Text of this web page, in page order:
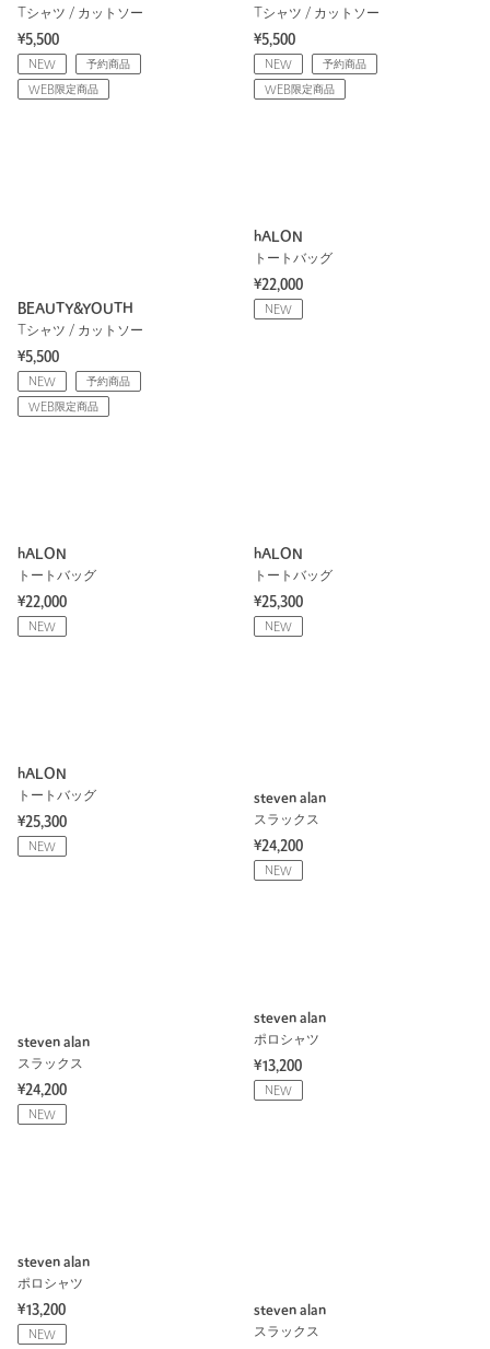
Tシャツ / カットソー
¥5,500
NEW 予約商品
WEB限定商品
Tシャツ / カットソー
¥5,500
NEW 予約商品
WEB限定商品
BEAUTY&YOUTH
Tシャツ / カットソー
¥5,500
NEW 予約商品
WEB限定商品
hALON
トートバッグ
¥22,000
NEW
hALON
トートバッグ
¥22,000
NEW
hALON
トートバッグ
¥25,300
NEW
hALON
トートバッグ
¥25,300
NEW
steven alan
スラックス
¥24,200
NEW
steven alan
スラックス
¥24,200
NEW
steven alan
ポロシャツ
¥13,200
NEW
steven alan
ポロシャツ
¥13,200
NEW
steven alan
スラックス